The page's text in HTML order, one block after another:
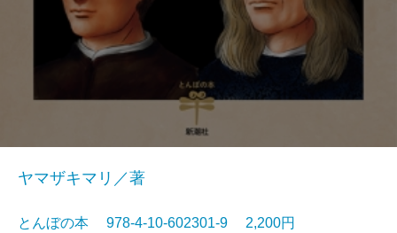
ヤマザキマリ／著
とんぼの本 978-4-10-602301-9 2,200円